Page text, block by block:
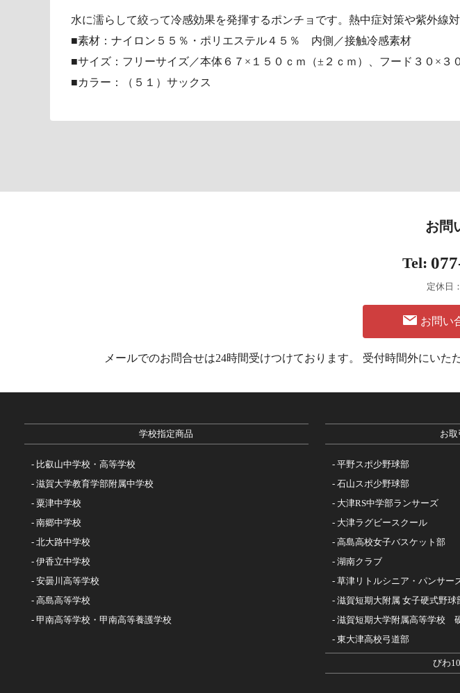
水に濡らして絞って冷感効果を発揮するポンチョです。熱中症対策や紫外線
■素材：ナイロン５５％・ポリエステル４５％ 内側／接触冷感素材
■サイズ：フリーサイズ／本体６７×１５０ｃｍ（±２ｃｍ）、フード３０×３
■カラー：（５１）サックス
お問
Tel:
定休日
お問い
メールでのお問合せは24時間受けつけております。 受付時間外にいた
学校指定商品
比叡山中学校・高等学校
滋賀大学教育学部附属中学校
粟津中学校
南郷中学校
北大路中学校
伊香立中学校
安曇川高等学校
高島高等学校
甲南高等学校・甲南高等養護学校
お取
平野スポ少野球部
石山スポ少野球部
大津RS中学部ランサーズ
大津ラグビースクール
高島高校女子バスケット部
湖南クラブ
草津リトルシニア・パンサー
滋賀短期大附属 女子硬式野球
滋賀短期大学附属高等学校
東大津高校弓道部
びわ